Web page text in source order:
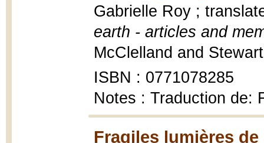
Gabrielle Roy ;
earth - articles and
McClelland and
ISBN : 0771078285
Notes : Traduction de:
Fragiles lumières de